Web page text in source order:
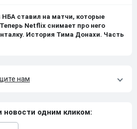
НБА ставил на матчи, которые
Netflix снимает про него
История Тима Донахи. Часть
нам
одним кликом: